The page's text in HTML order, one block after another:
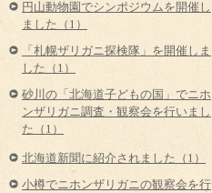
円山動物園でシンポジウムを開催し
ました（1）
「札幌ザリガニ探検隊」を開催しま
した（1）
砂川の「北海道子どもの国」でニホ
ンザリガニ調査・観察会を行いまし
た（1）
北海道新聞に紹介されました（1）
小樽でニホンザリガニの観察会を行